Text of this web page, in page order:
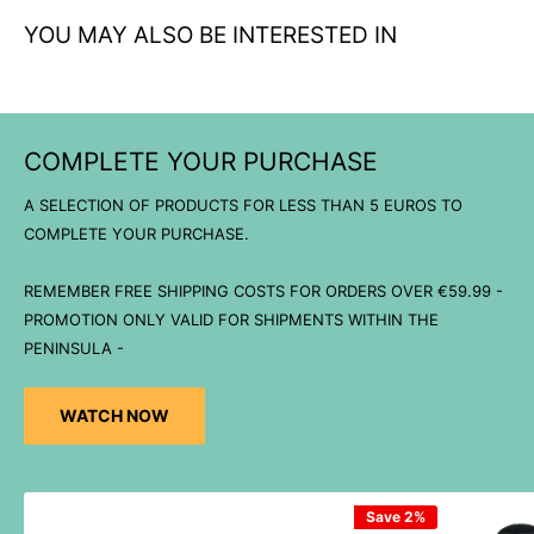
YOU MAY ALSO BE INTERESTED IN
COMPLETE YOUR PURCHASE
A SELECTION OF PRODUCTS FOR LESS THAN 5 EUROS TO
COMPLETE YOUR PURCHASE.
REMEMBER FREE SHIPPING COSTS FOR ORDERS OVER €59.99 -
PROMOTION ONLY VALID FOR SHIPMENTS WITHIN THE
PENINSULA -
WATCH NOW
Save 2%